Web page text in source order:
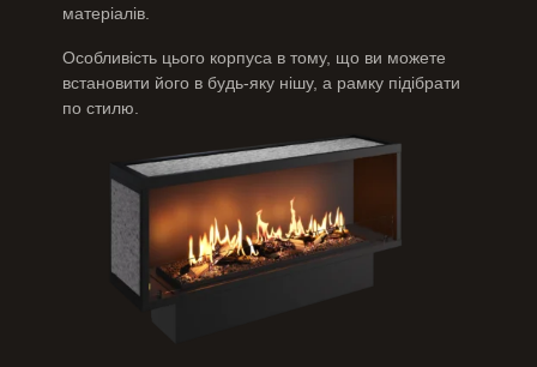
матеріалів.
Особливість цього корпуса в тому, що ви можете
встановити його в будь-яку нішу, а рамку підібрати
по стилю.